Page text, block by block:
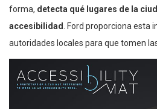
forma, detecta qué lugares de la
accesibilidad
. Ford proporciona esta
autoridades locales para que tomen